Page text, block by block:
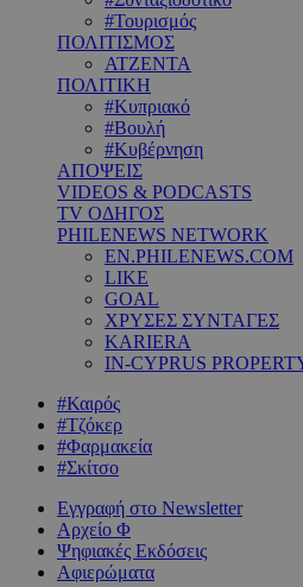
#Τουρισμός
ΠΟΛΙΤΙΣΜΟΣ
ΑΤΖΕΝΤΑ
ΠΟΛΙΤΙΚΗ
#Κυπριακό
#Βουλή
#Κυβέρνηση
ΑΠΟΨΕΙΣ
VIDEOS & PODCASTS
TV ΟΔΗΓΟΣ
PHILENEWS NETWORK
EN.PHILENEWS.COM
LIKE
GOAL
ΧΡΥΣΕΣ ΣΥΝΤΑΓΕΣ
KARIERA
IN-CYPRUS
#Καιρός
#Τζόκερ
#Φαρμακεία
#Σκίτσο
Εγγραφή στο Newsletter
Αρχείο Φ
Ψηφιακές Εκδόσεις
Αφιερώματα